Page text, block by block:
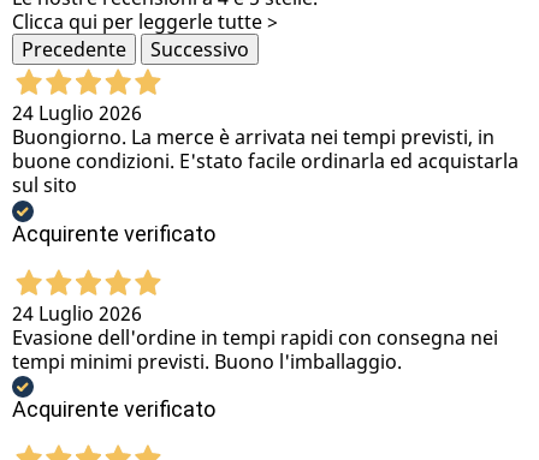
Clicca qui per leggerle tutte >
Precedente
Successivo
24 Luglio 2026
Buongiorno. La merce è arrivata nei tempi previsti, in
buone condizioni. E'stato facile ordinarla ed acquistarla
sul sito
Acquirente verificato
24 Luglio 2026
Evasione dell'ordine in tempi rapidi con consegna nei
tempi minimi previsti. Buono l'imballaggio.
Acquirente verificato